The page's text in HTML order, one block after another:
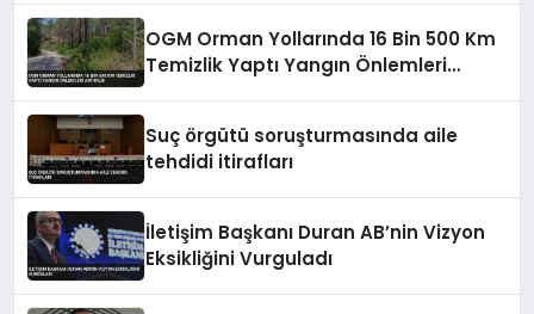
OGM Orman Yollarında 16 Bin 500 Km
Temizlik Yaptı Yangın Önlemleri
Suç örgütü soruşturmasında aile
tehdidi itirafları
İletişim Başkanı Duran AB’nin Vizyon
Eksikliğini Vurguladı